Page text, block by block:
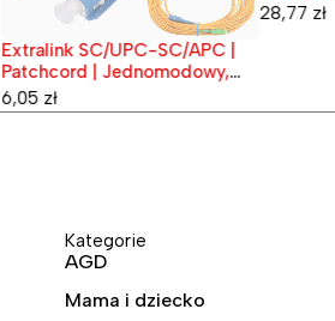
Wyprzedane
Extralink SC/UPC-SC/APC |
Patchcord | Jednomodowy,
Simplex, G.657A1, 3mm, 1m
6,05 zł
28,77 zł
Kategorie
AGD
Mama i dziecko